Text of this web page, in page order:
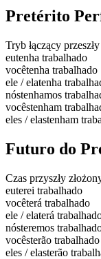
Pretérito
Tryb łączący
eutenha trabalhado
vocêtenha trabalhado
ele / elatenha
nóstenhamos
vocêstenham
eles / elastenham
Futuro do
Czas przyszły
euterei trabalhado
vocêterá trabalhado
ele / elaterá
nósteremos
vocêsterão trabalhado
eles / elasterão